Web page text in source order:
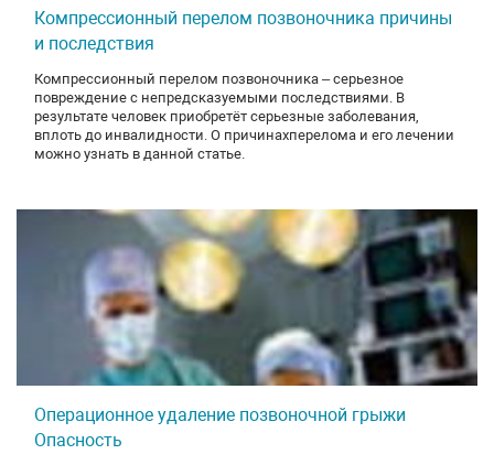
Компрессионный перелом позвоночника причины
и последствия
Компрессионный перелом позвоночника – серьезное
повреждение с непредсказуемыми последствиями. В
результате человек приобретёт серьезные заболевания,
вплоть до инвалидности. О причинахперелома и его лечении
можно узнать в данной статье.
Операционное удаление позвоночной грыжи
Опасность